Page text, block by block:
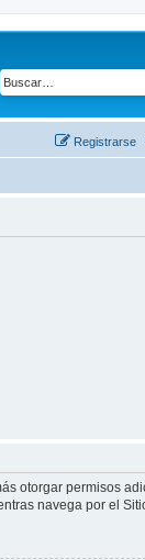
Registrarse
otorgar permisos
navega por el